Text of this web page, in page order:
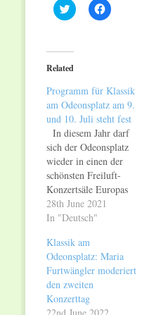
Click
to
(Opens
in
new
Click
to
Related
Programm für Klassik
am Odeonsplatz am 9.
und 10. Juli steht fest
In diesem Jahr darf
sich der Odeonsplatz
wieder in einen der
schönsten Freiluft-
Konzertsäle Europas
verwandeln! Nachdem
Anfang der Woche die
Highlight des
Münchner
Kultursommers
pandemiebedingt in
reduzierter Form als
28th June 2021
In "Deutsch"
Klassik am
Odeonsplatz: Maria
Furtwängler moderiert
den zweiten
Konzerttag